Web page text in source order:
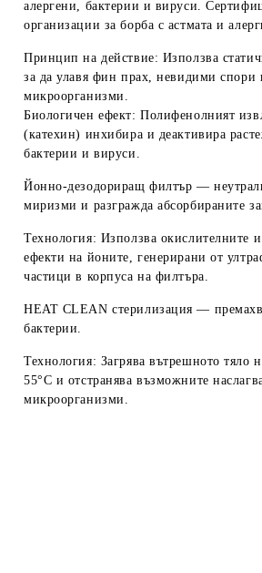
алергени, бактерии и вируси.
организации за борба с астмата и
Принцип на действие: Използва
за да улавя фин прах, невидими спори
микроорганизми.
Биологичен ефект: Полифенолният
(катехин) инхибира и деактивира
бактерии и вируси.
Йонно-дезодориращ филтър —
миризми и разгражда абсорбираните
Технология: Използва окислителните
ефекти на йоните, генерирани от
частици в корпуса на филтъра.
HEAT CLEAN стерилизация —
бактерии.
Технология: Загрява вътрешното тяло
55°С и отстранява възможните
микроорганизми.